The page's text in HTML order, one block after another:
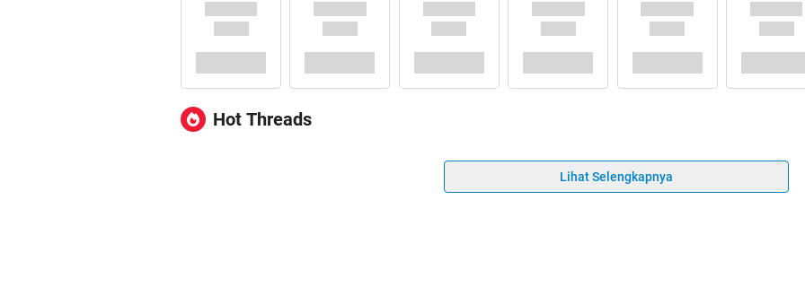
Hot Threads
Lihat Selengkapnya